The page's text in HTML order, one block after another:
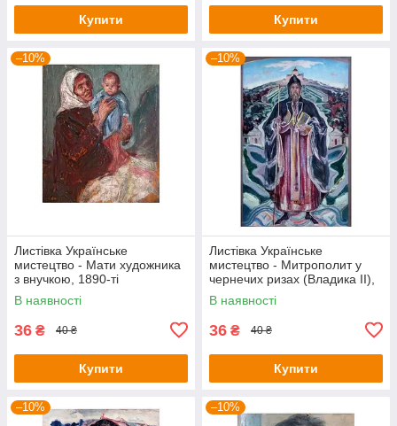
Купити Купити
–10%
Листівка Українське
мистецтво - Мати художника
з внучкою, 1890-ті
В наявності
36 ₴ 40 ₴
Купити
–10%
Листівка Українське
мистецтво - Митрополит у
чернечих ризах (Владика II),
1930-1931
В наявності
36 ₴ 40 ₴
Купити
–10% –10%